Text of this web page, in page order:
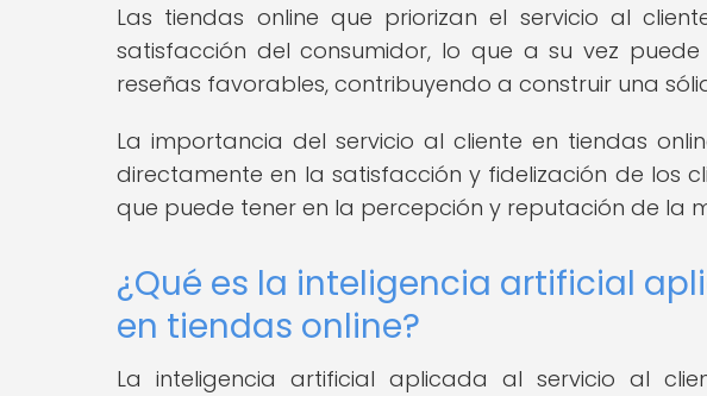
Las tiendas online que priorizan el servicio al
satisfacción del consumidor, lo que a su vez
reseñas favorables, contribuyendo a construir una
La importancia del servicio al cliente en tiendas
directamente en la satisfacción y fidelización de los
que puede tener en la percepción y reputación de la
¿Qué es la inteligencia artificial
en tiendas online?
La inteligencia artificial aplicada al servicio al